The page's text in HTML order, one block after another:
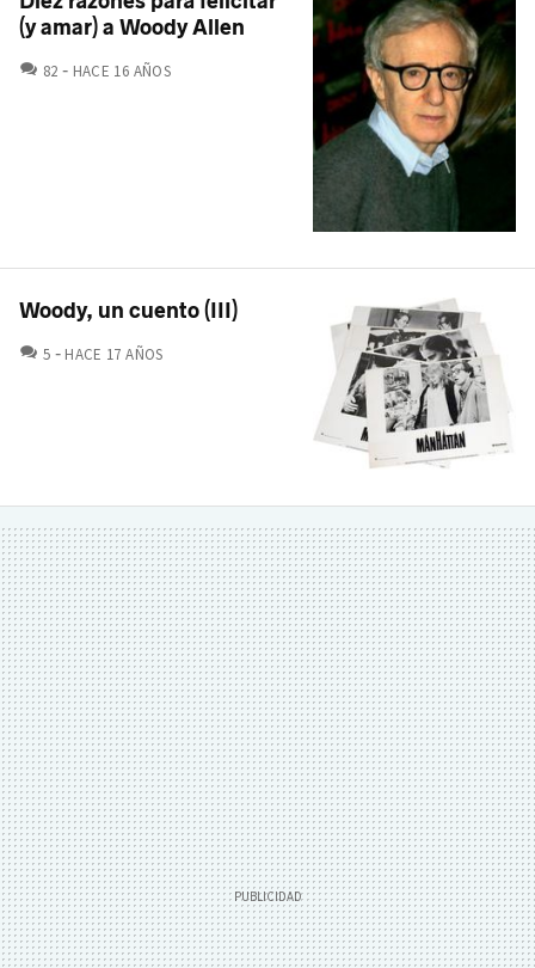
(y amar) a Woody Allen
82 COMENTARIOS
HACE 16 AÑOS
Woody, un cuento (III)
5 COMENTARIOS
HACE 17 AÑOS